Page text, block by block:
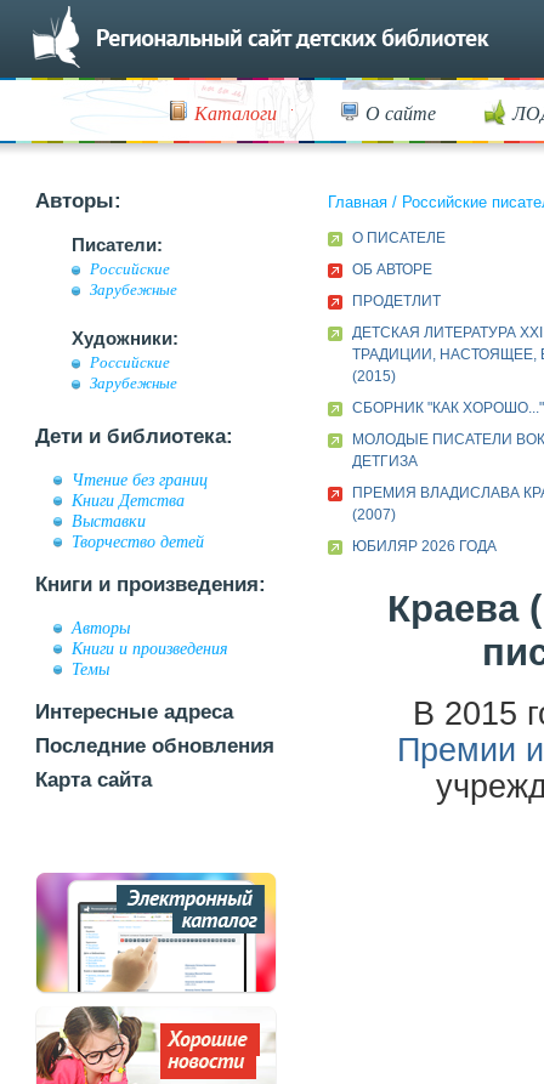
Каталоги О сайте
Авторы:
Писатели:
Российские
Зарубежные
Художники:
Российские
Зарубежные
Дети и библиотека:
Чтение без границ
Книги Детства
Выставки
Творчество детей
Книги и произведения:
Авторы
Книги и произведения
Темы
Интересные адреса
Последние обновления
Карта сайта
Главная / Российские
О ПИСАТЕЛЕ
ОБ АВТОРЕ
ПРОДЕТЛИТ
ДЕТСКАЯ ЛИТЕРАТУРА
ТРАДИЦИИ, НАСТОЯЩЕЕ,
(2015)
СБОРНИК "КАК ХОРОШО..."
МОЛОДЫЕ ПИСАТЕЛИ
ДЕТГИЗА
ПРЕМИЯ ВЛАДИСЛАВА
(2007)
ЮБИЛЯР 2026 ГОДА
Краева
В 2015
Премии